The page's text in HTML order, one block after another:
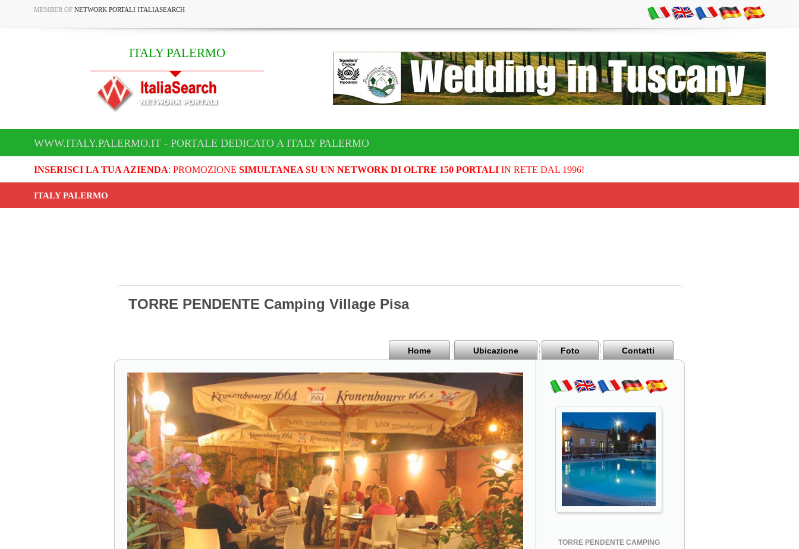
MEMBER OF NETWORK PORTALI ITALIASEARCH
ITALY PALERMO
WWW.ITALY.PALERMO.IT - PORTALE DEDICATO A ITALY PALERMO
INSERISCI LA TUA AZIENDA: PROMOZIONE SIMULTANEA SU UN NETWORK DI OLTRE 150 PORTALIIN RETE DAL 1996!
ITALY PALERMO
TORRE PENDENTE Camping Village Pisa
Home Ubicazione Foto Contatti
TORRE PENDENTE CAMPING